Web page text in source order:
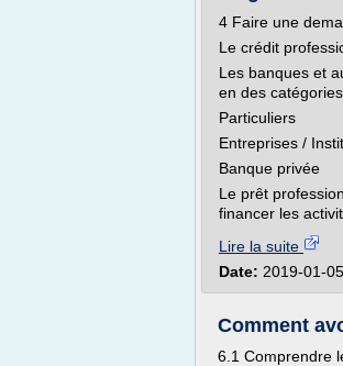
4 Faire une
Le crédit
Les banques et
en des
Particuliers
Entreprises /
Banque privée
Le prêt
financer les
Lire la suite
Date: 2019-01-
Comment
6.1 Comprendre